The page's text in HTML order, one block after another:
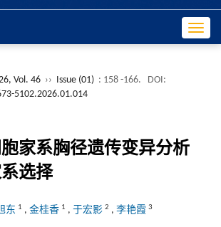
Vol. 46 ›› Issue (01) : 158 -166.
DOI:
5102.2026.01.014
家系胸径遗传变异分析
选择
东 1 , 金桂香 1 , 于宏影 2 , 李艳霞 3